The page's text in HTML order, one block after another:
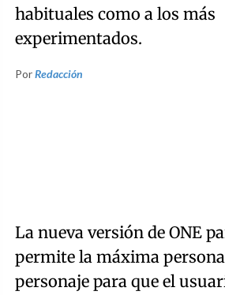
habituales como a los más
experimentados.
PorRedacción
La nueva versión de ONE
permite la máxima
personaje para que el